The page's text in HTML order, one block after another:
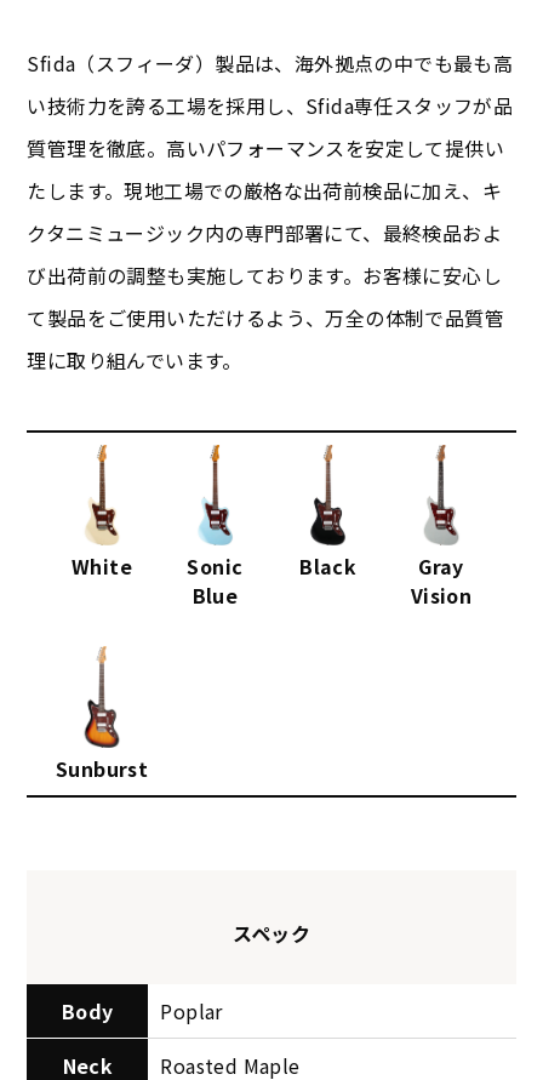
Sfida（スフィーダ）製品は、海外拠点の中でも最も高
い技術力を誇る工場を採用し、Sfida専任スタッフが品
質管理を徹底。高いパフォーマンスを安定して提供い
たします。現地工場での厳格な出荷前検品に加え、キ
クタニミュージック内の専門部署にて、最終検品およ
び出荷前の調整も実施しております。お客様に安心し
て製品をご使用いただけるよう、万全の体制で品質管
理に取り組んでいます。
White
Sonic
Blue
Black
Gray
Vision
Sunburst
スペック
Body
Poplar
Neck
Roasted Maple